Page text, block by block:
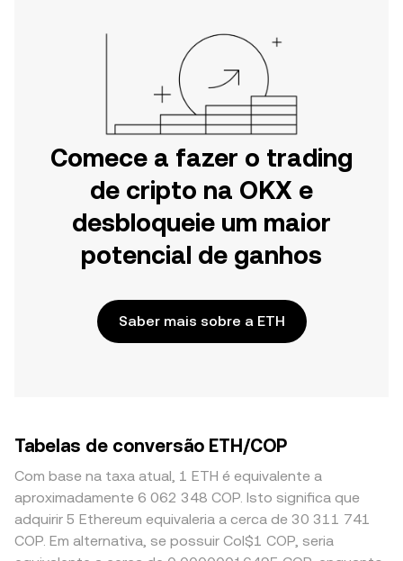
Comece a fazer o trading
de cripto na OKX e
desbloqueie um maior
potencial de ganhos
Saber mais sobre a ETH
Tabelas de conversão ETH/COP
Com base na taxa atual, 1 ETH é equivalente a
aproximadamente 6 062 348 COP. Isto significa que
adquirir 5 Ethereum equivaleria a cerca de 30 311 741
COP. Em alternativa, se possuir Col$1 COP, seria